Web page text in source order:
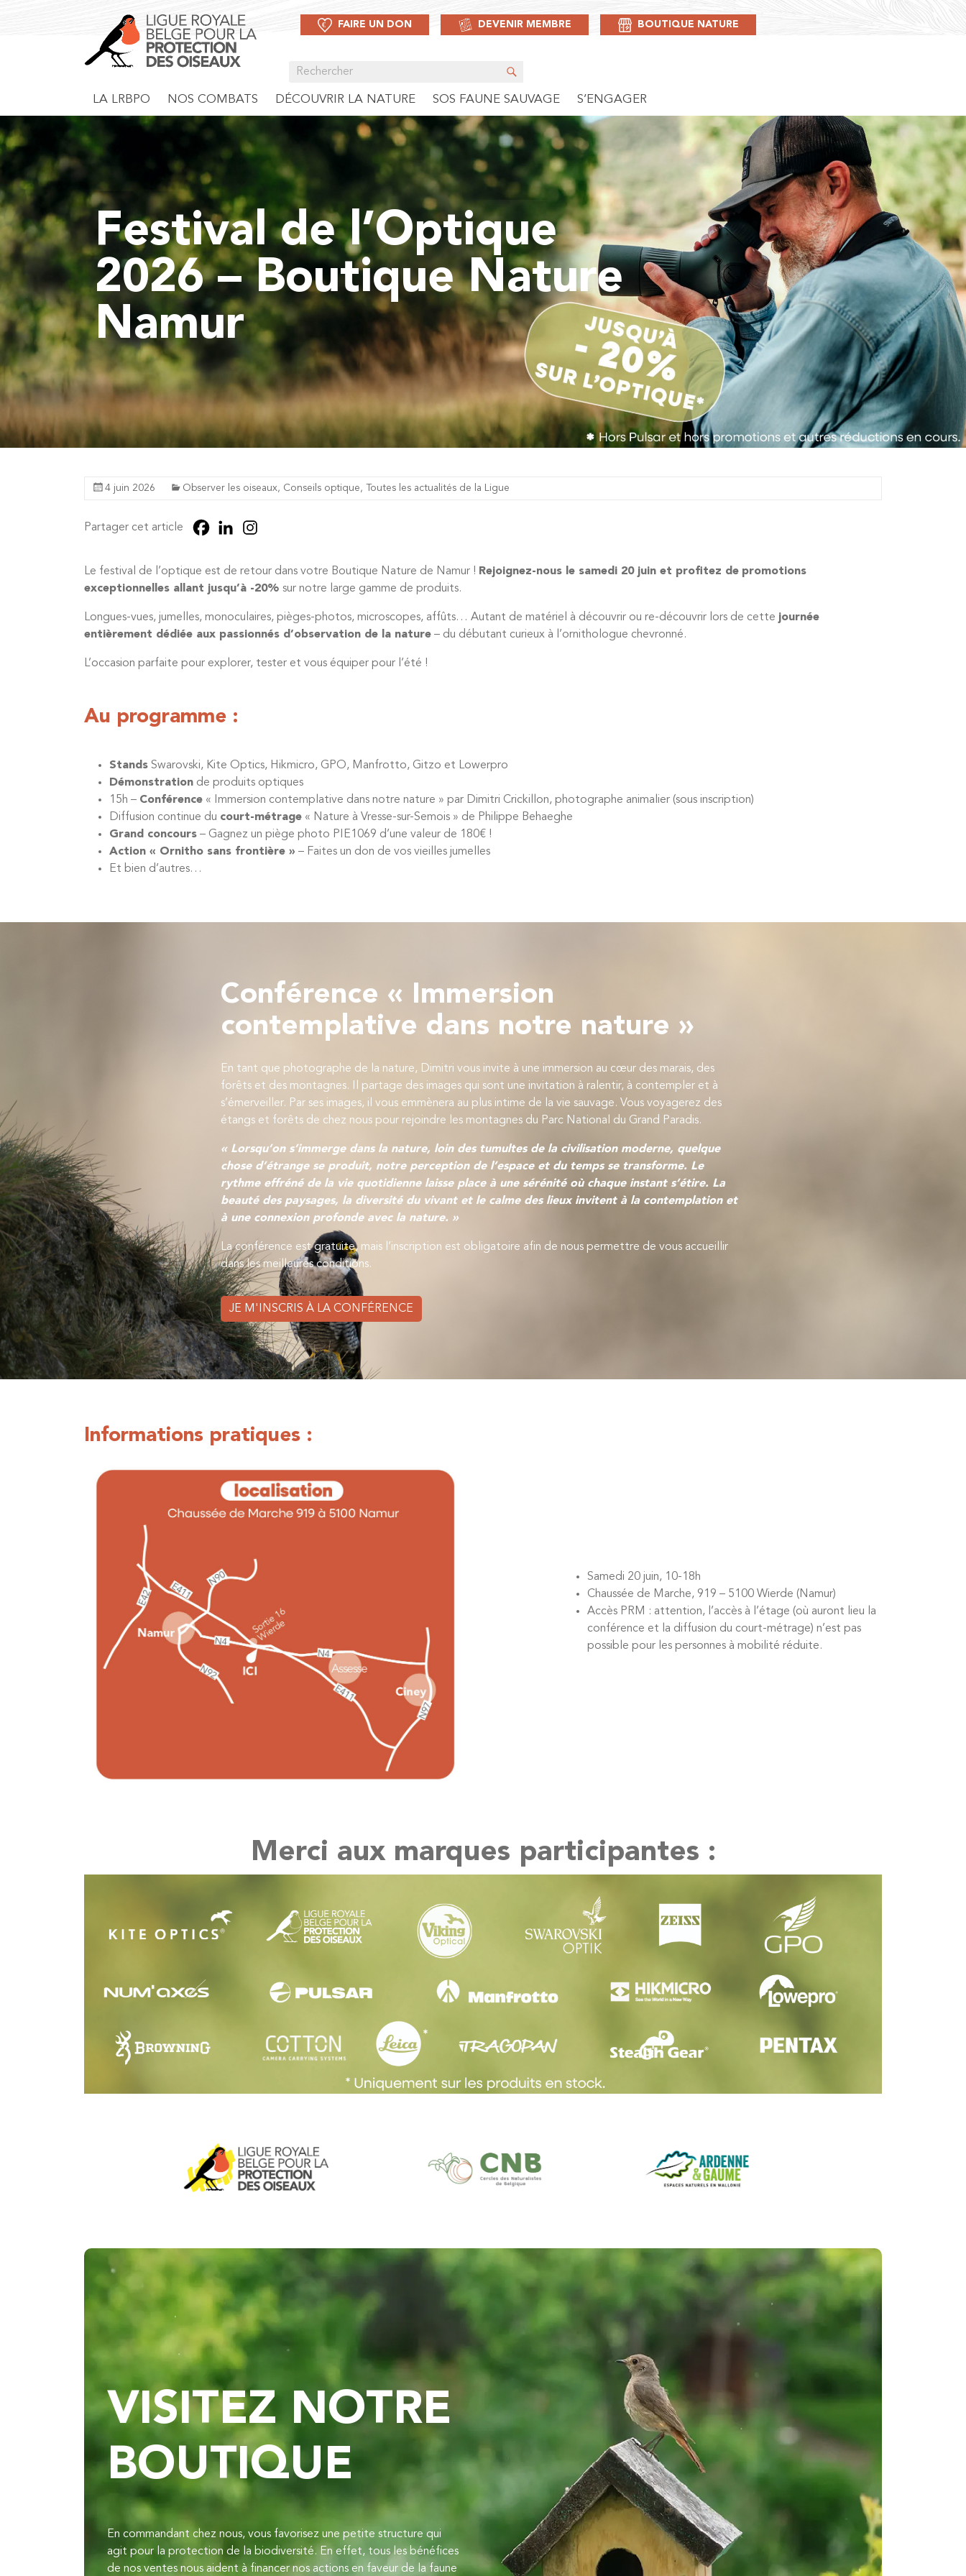
FAIRE UN DON DEVENIR MEMBRE BOUTIQUE NATURE
LA LRBPO NOS COMBATS DÉCOUVRIR LA NATURE SOS FAUNE SAUVAGE S’ENGAGER
Festival de l’Optique
2026 – Boutique Nature
Namur
4 juin 2026 Observer les oiseaux, Conseils optique, Toutes les actualités de la Ligue
Partager cet article
Le festival de l’optique est de retour dans votre Boutique Nature de Namur ! Rejoignez-nous le samedi 20 juin et profitez de promotions
exceptionnelles allant jusqu’à -20% sur notre large gamme de produits.
Longues-vues, jumelles, monoculaires, pièges-photos, microscopes, affûts… Autant de matériel à découvrir ou re-découvrir lors de cette journée
entièrement dédiée aux passionnés d’observation de la nature – du débutant curieux à l’ornithologue chevronné.
L’occasion parfaite pour explorer, tester et vous équiper pour l’été !
Au programme :
Stands Swarovski, Kite Optics, Hikmicro, GPO, Manfrotto, Gitzo et Lowerpro
Démonstration de produits optiques
15h – Conférence « Immersion contemplative dans notre nature » par Dimitri Crickillon, photographe animalier (sous inscription)
Diffusion continue du court-métrage « Nature à Vresse-sur-Semois » de Philippe Behaeghe
Grand concours – Gagnez un piège photo PIE1069 d’une valeur de 180€ !
Action « Ornitho sans frontière » – Faites un don de vos vieilles jumelles
Et bien d’autres…
Conférence « Immersion
contemplative dans notre nature »
En tant que photographe de la nature, Dimitri vous invite à une immersion au cœur des marais, des
forêts et des montagnes. Il partage des images qui sont une invitation à ralentir, à contempler et à
s’émerveiller. Par ses images, il vous emmènera au plus intime de la vie sauvage. Vous voyagerez des
étangs et forêts de chez nous pour rejoindre les montagnes du Parc National du Grand Paradis.
« Lorsqu’on s’immerge dans la nature, loin des tumultes de la civilisation moderne, quelque
chose d’étrange se produit, notre perception de l’espace et du temps se transforme. Le
rythme effréné de la vie quotidienne laisse place à une sérénité où chaque instant s’étire. La
beauté des paysages, la diversité du vivant et le calme des lieux invitent à la contemplation et
à une connexion profonde avec la nature. »
La conférence est gratuite, mais l’inscription est obligatoire afin de nous permettre de vous accueillir
dans les meilleures conditions.
JE M'INSCRIS À LA CONFÉRENCE
Informations pratiques :
Samedi 20 juin, 10-18h
Chaussée de Marche, 919 – 5100 Wierde (Namur)
Accès PRM : attention, l’accès à l’étage (où auront lieu la
conférence et la diffusion du court-métrage) n’est pas
possible pour les personnes à mobilité réduite.
Merci aux marques participantes :
VISITEZ NOTRE
BOUTIQUE
En commandant chez nous, vous favorisez une petite structure qui
agit pour la protection de la biodiversité. En effet, tous les bénéfices
de nos ventes nous aident à financer nos actions en faveur de la faune